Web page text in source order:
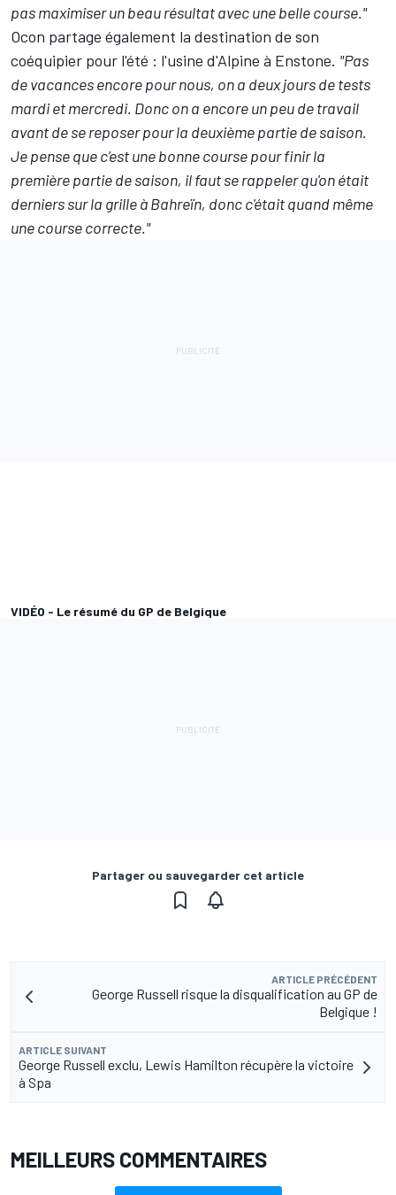
pas maximiser un beau résultat avec une belle course."
Ocon partage également la destination de son
coéquipier pour l'été : l'usine d'Alpine à Enstone. "Pas
de vacances encore pour nous, on a deux jours de tests
mardi et mercredi. Donc on a encore un peu de travail
avant de se reposer pour la deuxième partie de saison.
Je pense que c'est une bonne course pour finir la
première partie de saison, il faut se rappeler qu'on était
derniers sur la grille à Bahreïn, donc c'était quand même
une course correcte."
VIDÉO - Le résumé du GP de Belgique
Partager ou sauvegarder cet article
ARTICLE PRÉCÉDENT
George Russell risque la disqualification au GP de
Belgique !
ARTICLE SUIVANT
George Russell exclu, Lewis Hamilton récupère la victoire
à Spa
MEILLEURS COMMENTAIRES